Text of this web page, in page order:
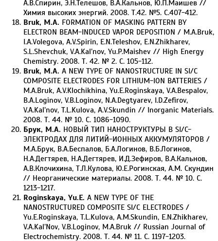
А.В.Спирин, Э.Н.Телешов, В.А.Кальнов, Ю.П.Маишев //
Химия высоких энергий. 2008. Т.42. №5. С.407-412.
Bruk, M.A. FORMATION OF MASKING PATTERN BY
ELECTRON BEAM-INDUCED VAPOR DEPOSITION / M.A.Bruk,
I.A.Volegova, A.V.Spirin, E.N.Teleshov, E.N.Zhikharev,
S.L.Shevchuk, V.A.Kal’nov, Yu.P.Maishev // High Energy
Chemistry. 2008. Т. 42. № 2. С. 105-112.
Bruk, M.A. A NEW TYPE OF NANOSTRUCTURE IN SI/C
COMPOSITE ELECTRODES FOR LITHIUM-ION BATTERIES /
M.A.Bruk, A.V.Klochikhina, Yu.E.Roginskaya, V.A.Bespalov,
B.A.Loginov, V.B.Loginov, N.A.Degtyarev, I.D.Zefirov,
V.A.Kal’nov, T.L.Kulova, A.V.Skundin // Inorganic Materials.
2008. Т. 44. № 10. С. 1086-1090.
Брук, М.А. НОВЫЙ ТИП НАНОСТРУКТУРЫ В SI/C-
ЭЛЕКТРОДАХ ДЛЯ ЛИТИЙ-ИОННЫХ АККУМУЛЯТОРОВ /
М.А.Брук, В.А.Беспалов, Б.А.Логинов, В.Б.Логинов,
Н.А.Дегтярев, Н.А.Дегтярев, И.Д.Зефиров, В.А.Кальнов,
А.В.Клочихина, Т.Л.Кулова, Ю.Е.Рогинская, А.М. Скундин
// Неорганические материалы. 2008. Т. 44. № 10. С.
1213-1217.
Roginskaya, Yu.E. A NEW TYPE OF THE
NANOSTRUCTURED COMPOSITE SI/C ELECTRODES /
Yu.E.Roginskaya, T.L.Kulova, A.M.Skundin, E.N.Zhikharev,
V.A.Kal’Nov, V.B.Loginov, M.A.Bruk // Russian Journal of
Electrochemistry. 2008. Т. 44. № 11. С. 1197-1203.